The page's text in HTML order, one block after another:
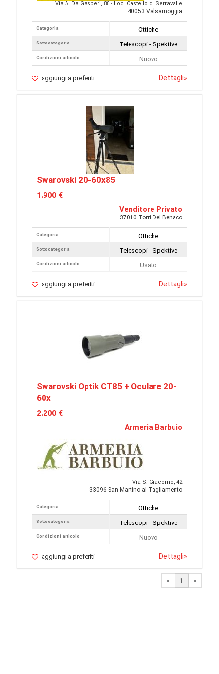
Via A. Da Gasperi, 88 - Loc. Castello di Serravalle
40053 Valsamoggia
Categoria
Sottocategoria
Condizioni articolo
Ottiche
Telescopi - Spektive
Nuovo
aggiungi a preferiti Dettagli»
Swarovski 20-60x85
1.900 €
Venditore Privato
37010 Torri Del Benaco
Categoria
Sottocategoria
Condizioni articolo
Ottiche
Telescopi - Spektive
Usato
aggiungi a preferiti Dettagli»
Swarovski Optik CT85 + Oculare 20-
60x
2.200 €
Armeria Barbuio
Via S. Giacomo, 42
33096 San Martino al Tagliamento
Categoria
Sottocategoria
Condizioni articolo
Ottiche
Telescopi - Spektive
Nuovo
aggiungi a preferiti Dettagli»
« 1 «